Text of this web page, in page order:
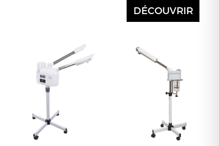
DÉCOUVRIR